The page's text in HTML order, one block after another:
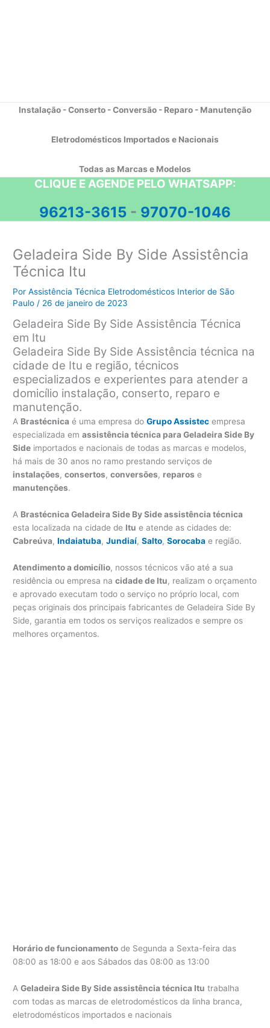
Instalação - Conserto - Conversão - Reparo - Manutenção
Eletrodomésticos Importados e Nacionais
Todas as Marcas e Modelos
CLIQUE E AGENDE PELO WHATSAPP:
96213-3615 - 97070-1046
Geladeira Side By Side Assistência
Técnica Itu
PorAssistência Técnica Eletrodomésticos Interior de São
Paulo / 26 de janeiro de 2023
Geladeira Side By Side Assistência Técnica
em Itu
Geladeira Side By Side Assistência técnica na
cidade de Itu e região, técnicos
especializados e experientes para atender a
domicílio instalação, conserto, reparo e
manutenção.
A Brastécnica é uma empresa doGrupo Assistec empresa
especializada emassistência técnica para Geladeira Side By
Side importados e nacionais de todas as marcas e modelos,
há mais de 30 anos no ramo prestando serviços de
instalações,consertos,conversões, reparos e
manutenções.
A Brastécnica Geladeira Side By Side assistência técnica
esta localizada na cidade de Itu e atende as cidades de:
Cabreúva,Indaiatuba,Jundiaí,Salto,Sorocaba e região.
Atendimento a domicílio, nossos técnicos vão até a sua
residência ou empresa nacidade de Itu, realizam o orçamento
e aprovado executam todo o serviço no próprio local, com
peças originais dos principais fabricantes de Geladeira Side By
Side, garantia em todos os serviços realizados e sempre os
melhores orçamentos.
Horário de funcionamento de Segunda a Sexta-feira das
08:00 as 18:00 e aos Sábados das 08:00 as 13:00
AGeladeira Side By Side assistência técnica Itu trabalha
com todas as marcas de eletrodomésticos da linha branca,
eletrodomésticos importados e nacionais